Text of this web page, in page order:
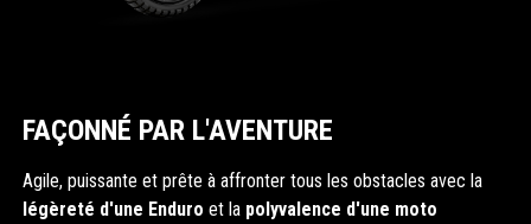
FAÇONNÉ PAR L'AVENTURE
Agile, puissante et prête à affronter tous les obstacles avec la
légèreté d'une Enduro et la polyvalence d'une moto